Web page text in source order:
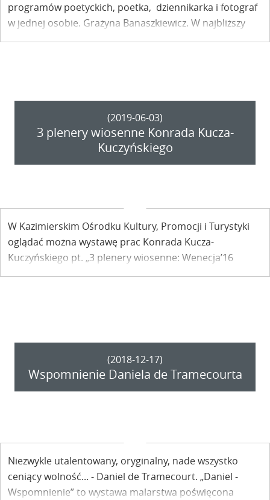
programów poetyckich, poetka, dziennikarka i fotograf
w jednej osobie. Grażyna Banaszkiewicz. W najbliższy
weekend pojawi się w Kazimierzu Dolnym z wystawą
(2019-06-03)
3 plenery wiosenne Konrada Kucza-
Kuczyńskiego
W Kazimierskim Ośrodku Kultury, Promocji i Turystyki
oglądać można wystawę prac Konrada Kucza-
Kuczyńskiego pt. „3 plenery wiosenne: Wenecja’16
Rodos’17 Burgundia’18”.
(2018-12-17)
Wspomnienie Daniela de Tramecourta
Niezwykle utalentowany, oryginalny, nade wszystko
ceniący wolność... - Daniel de Tramecourt. „Daniel -
Wspomnienie” to wystawa malarstwa poświęcona